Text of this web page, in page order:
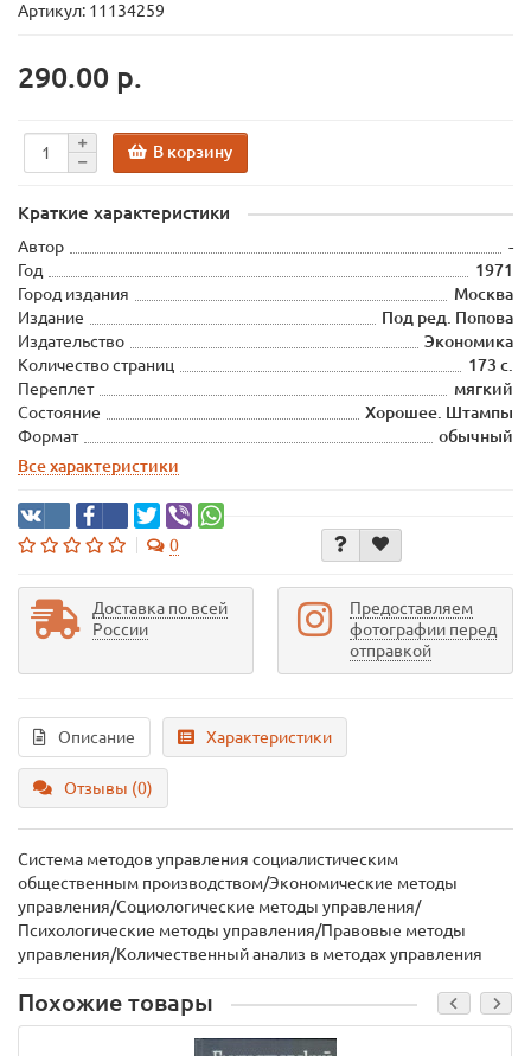
Артикул: 11134259
290.00 р.
В корзину
Краткие характеристики
Автор
-
Год
1971
Город издания
Москва
Издание
Под ред. Попова
Издательство
Экономика
Количество страниц
173 с.
Переплет
мягкий
Состояние
Хорошее. Штампы
Формат
обычный
Все характеристики
0
Доставка по всей
России
Предоставляем
фотографии перед
отправкой
Описание Характеристики
Отзывы (0)
Система методов управления социалистическим
общественным производством/Экономические методы
управления/Социологические методы управления/
Психологические методы управления/Правовые методы
управления/Количественный анализ в методах управления
Похожие товары